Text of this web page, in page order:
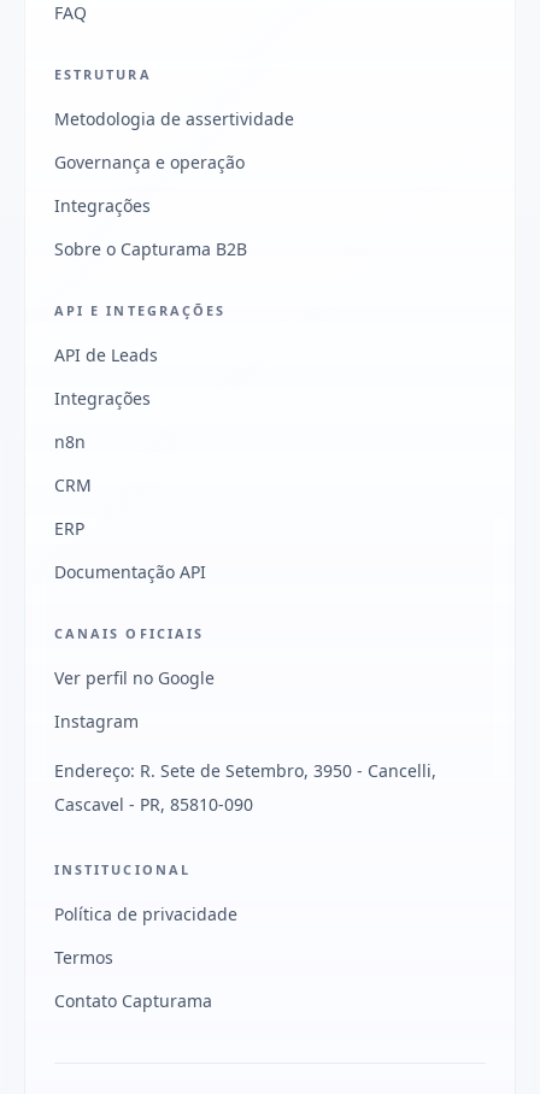
FAQ
ESTRUTURA
Metodologia de assertividade
Governança e operação
Integrações
Sobre o Capturama B2B
API E INTEGRAÇÕES
API de Leads
Integrações
n8n
CRM
ERP
Documentação API
CANAIS OFICIAIS
Ver perfil no Google
Instagram
Endereço: R. Sete de Setembro, 3950 - Cancelli,
Cascavel - PR, 85810-090
INSTITUCIONAL
Política de privacidade
Termos
Contato Capturama